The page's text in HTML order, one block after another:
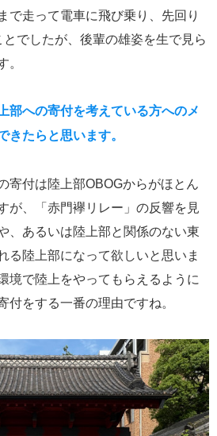
で走って電車に飛び乗り、先回り
でしたが、後輩の雄姿を生で見ら
。
部への寄付を考えている方へのメ
きたらと思います。
寄付は陸上部OBOGからがほとん
が、「赤門襷リレー」の反響を見
、あるいは陸上部と関係のない東
る陸上部になって欲しいと思いま
境で陸上をやってもらえるように
付をする一番の理由ですね。